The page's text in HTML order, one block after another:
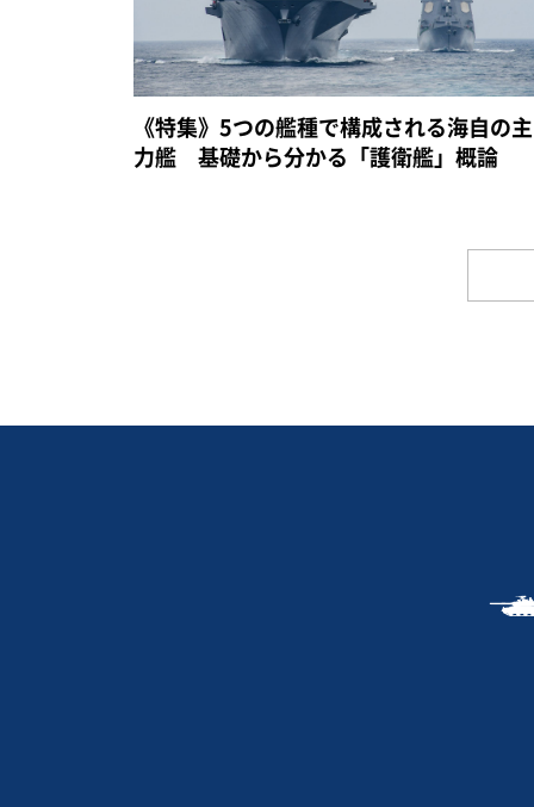
《特集》5つの艦種で構成される海自の主
力艦 基礎から分かる「護衛艦」概論